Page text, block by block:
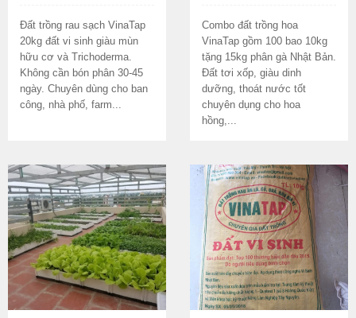
Đất trồng rau sạch VinaTap
20kg đất vi sinh giàu mùn
hữu cơ và Trichoderma.
Không cần bón phân 30-45
ngày. Chuyên dùng cho ban
công, nhà phố, farm...
Combo đất trồng hoa
VinaTap gồm 100 bao 10kg
tặng 15kg phân gà Nhật Bản.
Đất tơi xốp, giàu dinh
dưỡng, thoát nước tốt
chuyên dụng cho hoa
hồng,...